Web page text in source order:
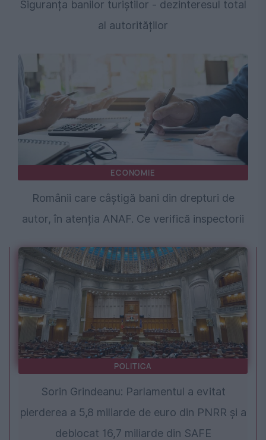
Siguranța banilor turiștilor - dezinteresul total
al autorităților
ECONOMIE
Românii care câștigă bani din drepturi de
autor, în atenția ANAF. Ce verifică inspectorii
POLITICA
Sorin Grindeanu: Parlamentul a evitat
pierderea a 5,8 miliarde de euro din PNRR și a
deblocat 16,7 miliarde din SAFE